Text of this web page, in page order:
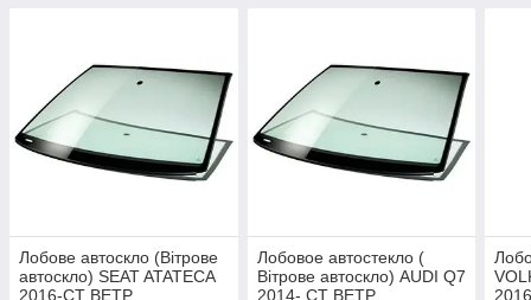
Лобове автоскло (Вітрове
автоскло) SEAT ATATECA
2016-СТ ВЕТР
Лобовое автостекло (
Вітрове автоскло) AUDI Q7
2014- СТ ВЕТР